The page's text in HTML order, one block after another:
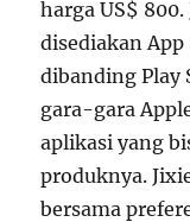
harga US$
disediakan
dibanding Play
gara-gara
aplikasi yang
produknya.
bersama